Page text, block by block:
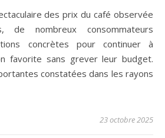
de nombreux consommateurs
concrètes pour continuer à
favorite sans grever leur budget.
constatées dans les rayons
23 octobre 2025